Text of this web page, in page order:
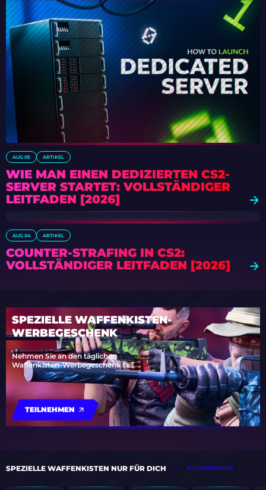
AUG 05 ARTIKEL
WIE MAN EINEN DEDIZIERTEN CS2-
SERVER STARTET: VOLLSTÄNDIGER
LEITFADEN [2026]
AUG 04 ARTIKEL
COUNTER-STRAFING IN CS2:
VOLLSTÄNDIGER LEITFADEN [2026]
SPEZIELLE WAFFENKISTEN-
WERBEGESCHENK
Nehmen Sie an den täglichen
Waffenkisten-Werbegeschenk teil
TEILNEHMEN
SPEZIELLE WAFFENKISTEN NUR FÜR DICH ALLE WAFFEKISTEN